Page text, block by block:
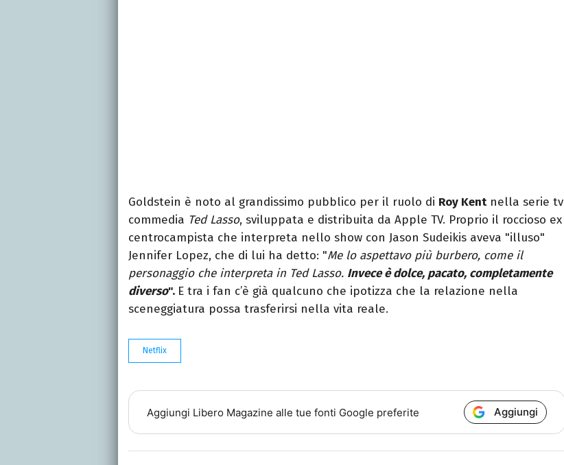
Goldstein è noto al grandissimo pubblico per il ruolo di Roy Kentnella serie tv
commedia Ted Lasso, sviluppata e distribuita da Apple TV. Proprio il roccioso ex
centrocampista che interpreta nello show con Jason Sudeikis aveva "illuso"
Jennifer Lopez, che di lui ha detto: "Me lo aspettavo più burbero, come il
personaggio che interpreta in Ted Lasso. Invece è dolce, pacato, completamente
diverso". E tra i fan c’è già qualcuno che ipotizza che la relazione nella
sceneggiatura possa trasferirsi nella vita reale.
Netflix
Aggiungi Libero Magazine alle tue fonti Google preferite Aggiungi